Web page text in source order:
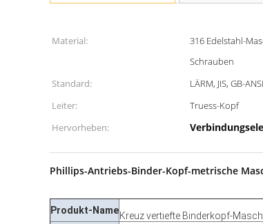
Material:
316 Edelstahl-
Schrauben
Standard: LÄRM, JIS, GB-ANSI
Leiter:
Truess-Kopf
Hervorheben:
Phillips-Antriebs-Binder-Kopf-metrische
Produkt-NameKreuz vertiefte Binderkopf-